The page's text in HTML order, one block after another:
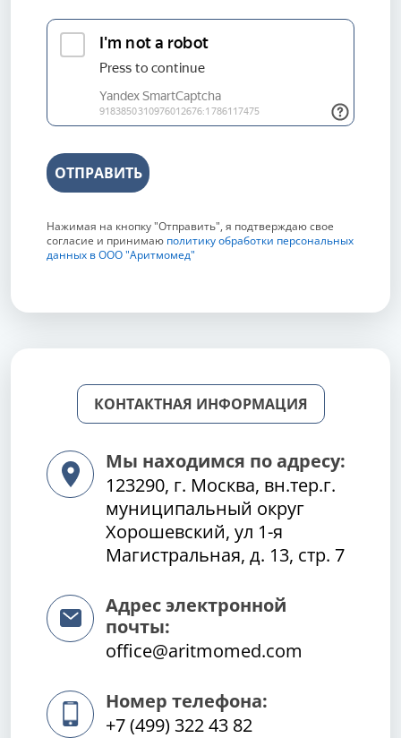
ОТПРАВИТЬ
Нажимая на кнопку "Отправить", я подтверждаю свое
согласие и принимаю политику обработки персональных
данных в ООО "Аритмомед"
КОНТАКТНАЯ ИНФОРМАЦИЯ
Мы находимся по адресу:
123290, г. Москва, вн.тер.г.
муниципальный округ
Хорошевский, ул 1-я
Магистральная, д. 13, стр. 7
Адрес электронной
почты:
office@aritmomed.com
Номер телефона:
+7 (499) 322 43 82